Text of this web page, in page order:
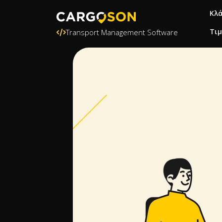
Transport Management Software